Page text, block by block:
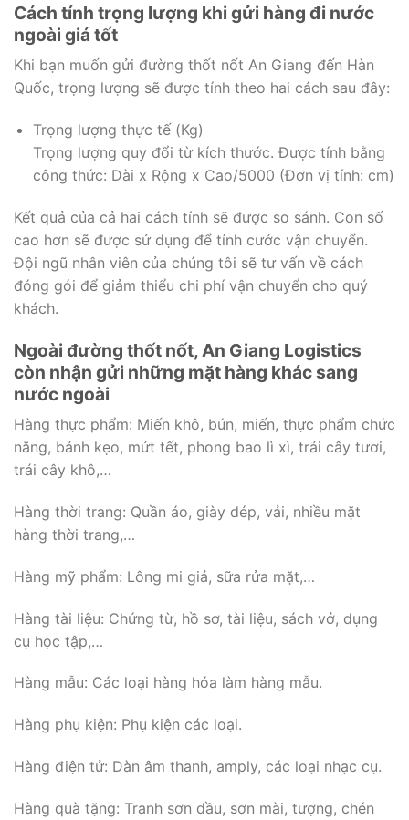
Cách tính trọng lượng khi gửi hàng đi nước
ngoài giá tốt
Khi bạn muốn gửi đường thốt nốt An Giang đến Hàn
Quốc, trọng lượng sẽ được tính theo hai cách sau đây:
Trọng lượng thực tế (Kg)
Trọng lượng quy đổi từ kích thước. Được tính bằng
công thức: Dài x Rộng x Cao/5000 (Đơn vị tính: cm)
Kết quả của cả hai cách tính sẽ được so sánh. Con số
cao hơn sẽ được sử dụng để tính cước vận chuyển.
Đội ngũ nhân viên của chúng tôi sẽ tư vấn về cách
đóng gói để giảm thiểu chi phí vận chuyển cho quý
khách.
Ngoài đường thốt nốt, An Giang Logistics
còn nhận gửi những mặt hàng khác sang
nước ngoài
Hàng thực phẩm: Miến khô, bún, miến, thực phẩm chức
năng, bánh kẹo, mứt tết, phong bao lì xì, trái cây tươi,
trái cây khô,…
Hàng thời trang: Quần áo, giày dép, vải, nhiều mặt
hàng thời trang,…
Hàng mỹ phẩm: Lông mi giả, sữa rửa mặt,…
Hàng tài liệu: Chứng từ, hồ sơ, tài liệu, sách vở, dụng
cụ học tập,…
Hàng mẫu: Các loại hàng hóa làm hàng mẫu.
Hàng phụ kiện: Phụ kiện các loại.
Hàng điện tử: Dàn âm thanh, amply, các loại nhạc cụ.
Hàng quà tặng: Tranh sơn dầu, sơn mài, tượng, chén